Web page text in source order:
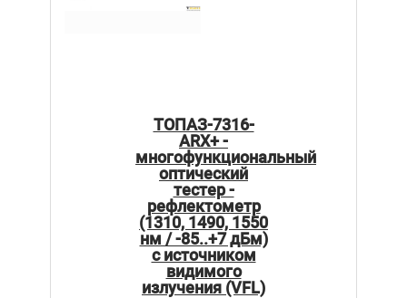
ТОПАЗ-7316-
ARX+ -
многофункциональный
оптический
тестер -
рефлектометр
(1310, 1490, 1550
нм / -85..+7 дБм)
с источником
видимого
излучения (VFL)